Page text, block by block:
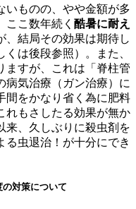
いものの、やや金額が多
ここ数年続く 酷暑に耐え
、結局その効果は期待し
は後段参照）。また、
ますが、これは「脊柱管
病気治療（ガン治療）に
間をかなり省く為に肥料
れもさしたる効果が無か
来、久しぶりに殺虫剤を
る虫退治！が十分にでき
対策について